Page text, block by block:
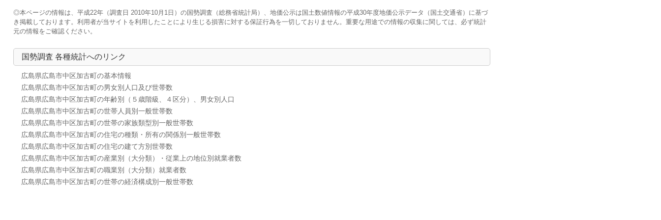
◎本ページの情報は、平成22年（調査日 2010年10月1日）の国勢調査（総務省統計局）、地価公示は国土数値情報の平成30年度地価公示データ（国土交通省）に基づ
き掲載しております。利用者が当サイトを利用したことにより生じる損害に対する保証行為を一切しておりません。重要な用途での情報の収集に関しては、必ず統計
元の情報をご確認ください。
国勢調査 各種統計へのリンク
広島県広島市中区加古町の基本情報
広島県広島市中区加古町の男女別人口及び世帯数
広島県広島市中区加古町の年齢別（５歳階級、４区分）、男女別人口
広島県広島市中区加古町の世帯人員別一般世帯数
広島県広島市中区加古町の世帯の家族類型別一般世帯数
広島県広島市中区加古町の住宅の種類・所有の関係別一般世帯数
広島県広島市中区加古町の住宅の建て方別世帯数
広島県広島市中区加古町の産業別（大分類）・従業上の地位別就業者数
広島県広島市中区加古町の職業別（大分類）就業者数
広島県広島市中区加古町の世帯の経済構成別一般世帯数